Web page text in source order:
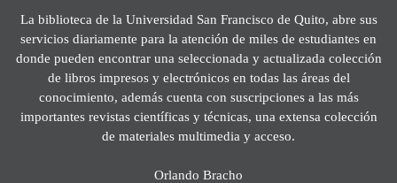
La biblioteca de la Universidad San Francisco de Quito, abre sus
servicios diariamente para la atención de miles de estudiantes en
donde pueden encontrar una seleccionada y actualizada colección
de libros impresos y electrónicos en todas las áreas del
conocimiento, además cuenta con suscripciones a las más
importantes revistas científicas y técnicas, una extensa colección
de materiales multimedia y acceso.
Orlando Bracho